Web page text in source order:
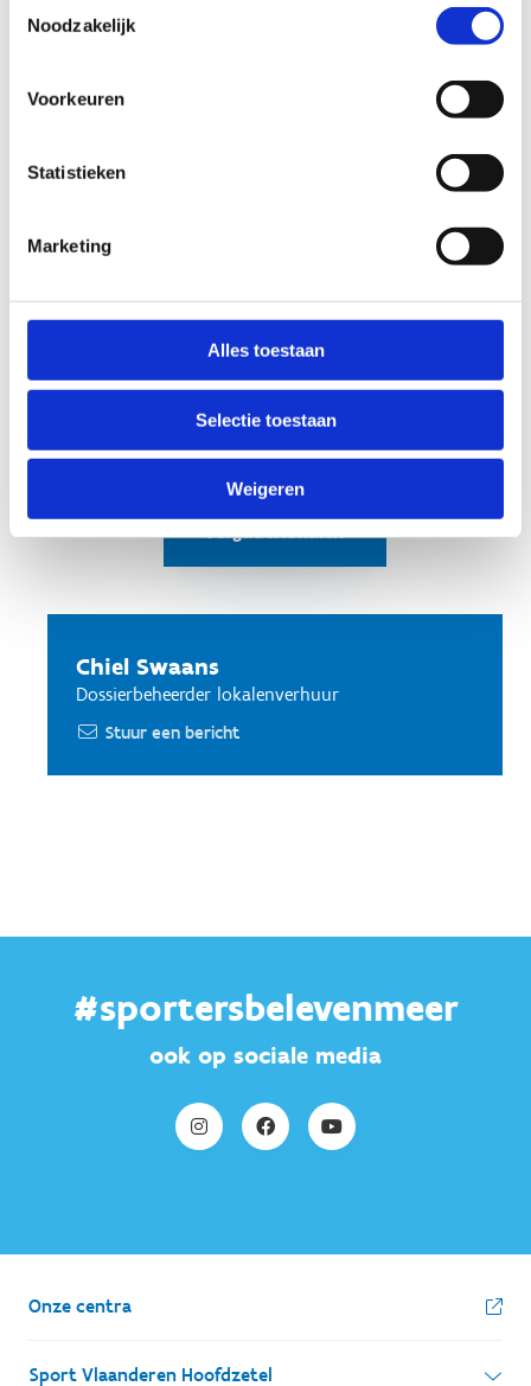
Noodzakelijk
Voorkeuren
Statistieken
Marketing
Alles toestaan
Selectie toestaan
Weigeren
In die sportieve omgeving kan je ook
vergaderlokalen ter beschikking die we stuk voor
stuk kunnen aanpassen aan jouw wensen. Elk
danszaal
of met zicht op
voor een programma op maat en maak van je
les- en
vergaderlokalen
Chiel Swaans
Dossierbeheerder lokalenverhuur
Stuur een bericht
#sportersbelevenmeer
ook op sociale media
Onze centra
Sport Vlaanderen Hoofdzetel